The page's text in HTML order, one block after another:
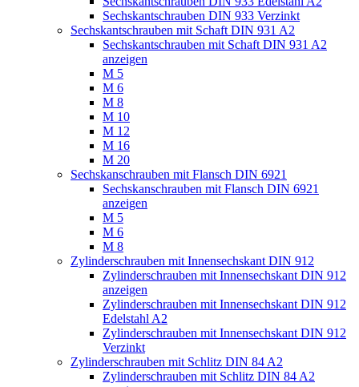
Sechskantschrauben DIN 933 Verzinkt
Sechskantschrauben mit Schaft DIN 931 A2
Sechskantschrauben mit Schaft DIN 931 A2
anzeigen
M 5
M 6
M 8
M 10
M 12
M 16
M 20
Sechskanschrauben mit Flansch DIN 6921
Sechskanschrauben mit Flansch DIN 6921
anzeigen
M 5
M 6
M 8
Zylinderschrauben mit Innensechskant DIN 912
Zylinderschrauben mit Innensechskant DIN 912
anzeigen
Zylinderschrauben mit Innensechskant DIN 912
Edelstahl A2
Zylinderschrauben mit Innensechskant DIN 912
Verzinkt
Zylinderschrauben mit Schlitz DIN 84 A2
Zylinderschrauben mit Schlitz DIN 84 A2